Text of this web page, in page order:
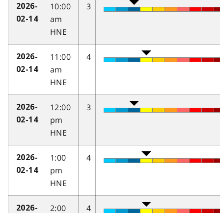
2026-
02-14
10:00
am
HNE
3
2026-
02-14
11:00
am
HNE
4
2026-
02-14
12:00
pm
HNE
3
2026-
02-14
1:00
pm
HNE
4
2026-
2:00
4